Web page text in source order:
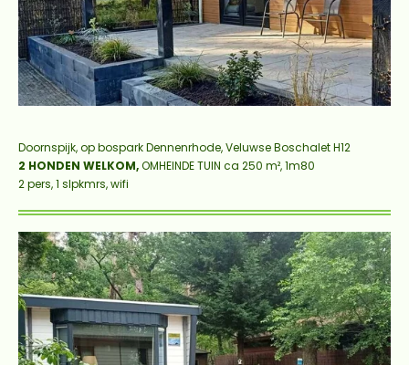
Doornspijk, op bospark Dennenrhode,Veluwse Boschalet H12
2 HONDEN WELKOM,OMHEINDE TUIN ca 250 m², 1m80
2 pers, 1 slpkmrs, wifi